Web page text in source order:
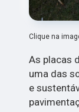
Clique na
As placas
uma das
e